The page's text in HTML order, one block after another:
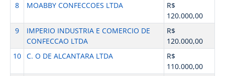
8
MOABBY CONFECCOES LTDA
R$
120.000,00
9
IMPERIO INDUSTRIA E COMERCIO DE
CONFECCAO LTDA
R$
120.000,00
10 C. O DE ALCANTARA LTDA
R$
110.000,00